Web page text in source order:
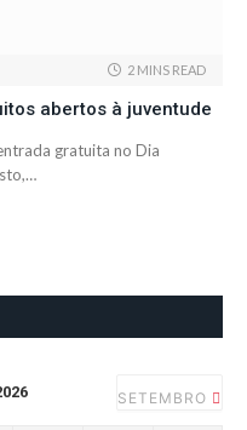
2 MINS READ
abertos à juventude
gratuita no Dia
SETEMBRO